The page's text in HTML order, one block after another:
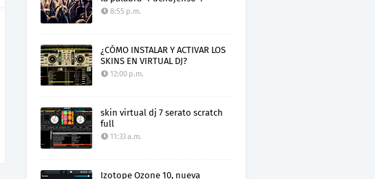
8:55 p.m.
¿CÓMO INSTALAR Y ACTIVAR LOS
SKINS EN VIRTUAL DJ?
12:00 p.m.
skin virtual dj 7 serato scratch
full
11:33 a.m.
Izotope Ozone 10, nueva